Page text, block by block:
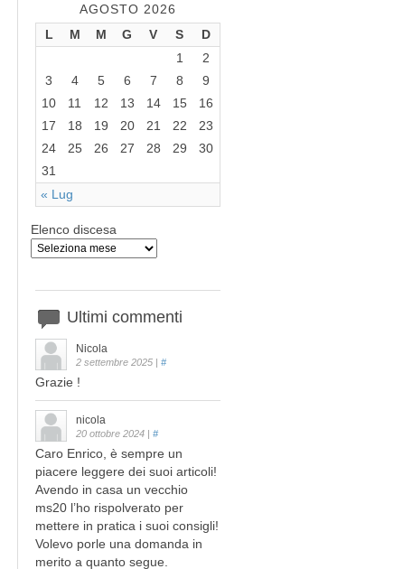
AGOSTO 2026
L
M M G V S D
« Lug
1
2
3
4 5 6 7 8
9
10
11 12 13 14 15
16
17
18 19 20 21 22
23
24
25 26 27 28 29
30
31
Elenco discesa
Ultimi commenti
Nicola
2 settembre 2025 | #
Grazie !
nicola
20 ottobre 2024 | #
Caro Enrico, è sempre un
piacere leggere dei suoi articoli!
Avendo in casa un vecchio
ms20 l’ho rispolverato per
mettere in pratica i suoi consigli!
Volevo porle una domanda in
merito a quanto segue.